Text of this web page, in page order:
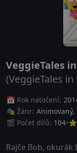
VeggieTales
(VeggieTales
📅 Rok natočení:
🎭 Žánr: Animovaný,
🎬 Počet dílů: 104
Rajče Bob,